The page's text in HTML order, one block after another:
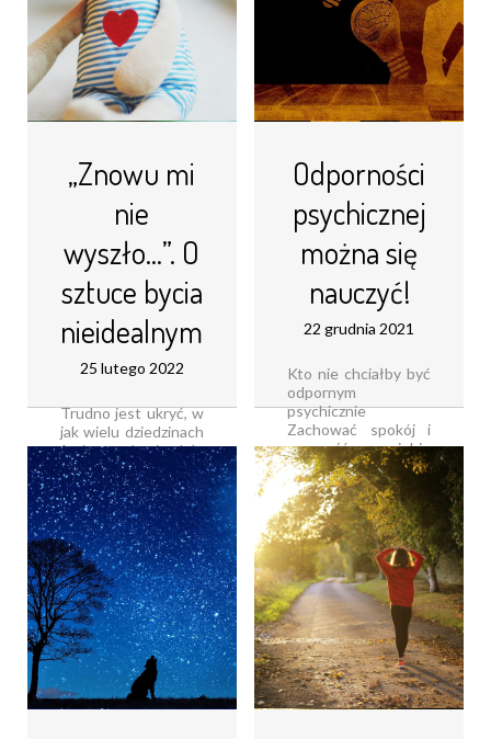
„Znowu mi
nie
wyszło…”. O
sztuce bycia
nieidealnym
25 lutego 2022
Trudno jest ukryć, w
jak wielu dziedzinach
życia pandemia dała
nam się we znaki
Nagle okazało się, że
cały świat został
zredukowany do
rozmiarów małego
pokoju, co też
niechybnie odbiło się
na naszym
samopoczuciu i
systemie wartości
Nowy [...]
Czytaj dalej...
Odporności
psychicznej
można się
nauczyć!
22 grudnia 2021
Kto nie chciałby być
odpornym
psychicznie
Zachować spokój i
pewność siebie
w trakcie
publicznego
wystąpienia Albo
patrzeć z
optymizmem w
przyszłość, gdy cały
świat wydaje się
walić nam na głowę
Są osoby, które to
potrafią, być [...]
Czytaj dalej...